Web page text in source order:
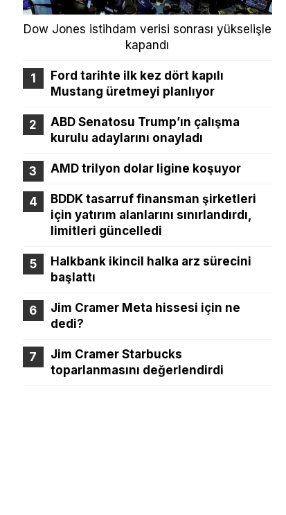
Dow Jones istihdam verisi sonrası yükselişle
kapandı
Ford tarihte ilk kez dört kapılı
Mustang üretmeyi planlıyor
ABD Senatosu Trump’ın çalışma
kurulu adaylarını onayladı
AMD trilyon dolar ligine koşuyor
BDDK tasarruf finansman şirketleri
için yatırım alanlarını sınırlandırdı,
limitleri güncelledi
Halkbank ikincil halka arz sürecini
başlattı
Jim Cramer Meta hissesi için ne
dedi?
Jim Cramer Starbucks
toparlanmasını değerlendirdi